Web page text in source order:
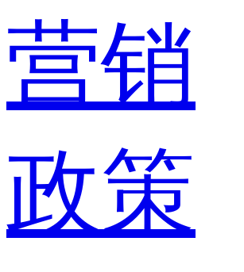
营销
政策